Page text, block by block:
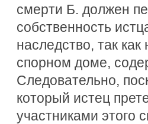
смерти Б. должен
собственность
наследство, так
спорном доме,
Следовательно,
который истец
участниками этого